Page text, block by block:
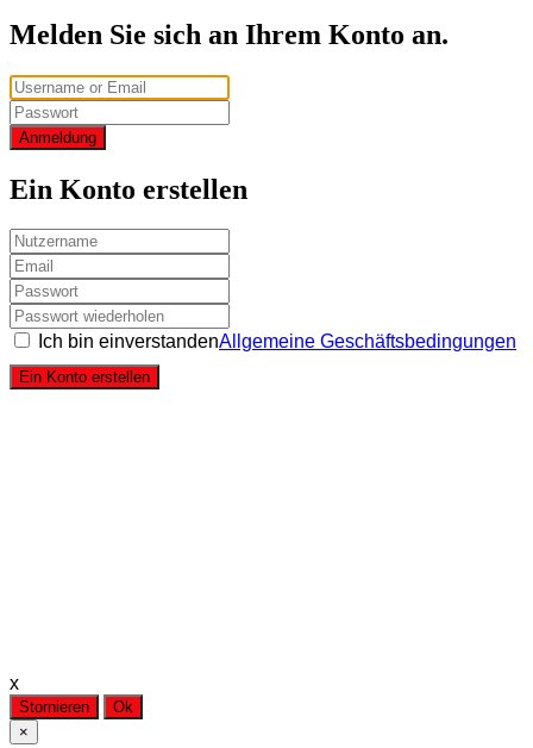
Melden Sie sich an Ihrem Konto an.
Anmeldung
Ein Konto erstellen
Ich bin einverstandenAllgemeine Geschäftsbedingungen
Ein Konto erstellen
x
Stornieren
Ok
×